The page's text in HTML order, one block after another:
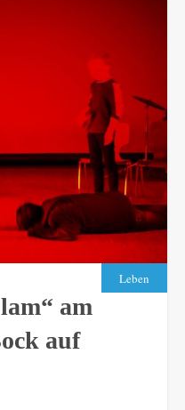
Leben
am
auf